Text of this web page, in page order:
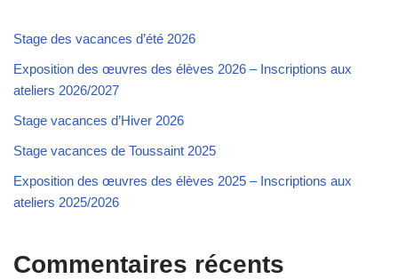
Stage des vacances d’été 2026
Exposition des œuvres des élèves 2026 – Inscriptions aux
ateliers 2026/2027
Stage vacances d’Hiver 2026
Stage vacances de Toussaint 2025
Exposition des œuvres des élèves 2025 – Inscriptions aux
ateliers 2025/2026
Commentaires récents